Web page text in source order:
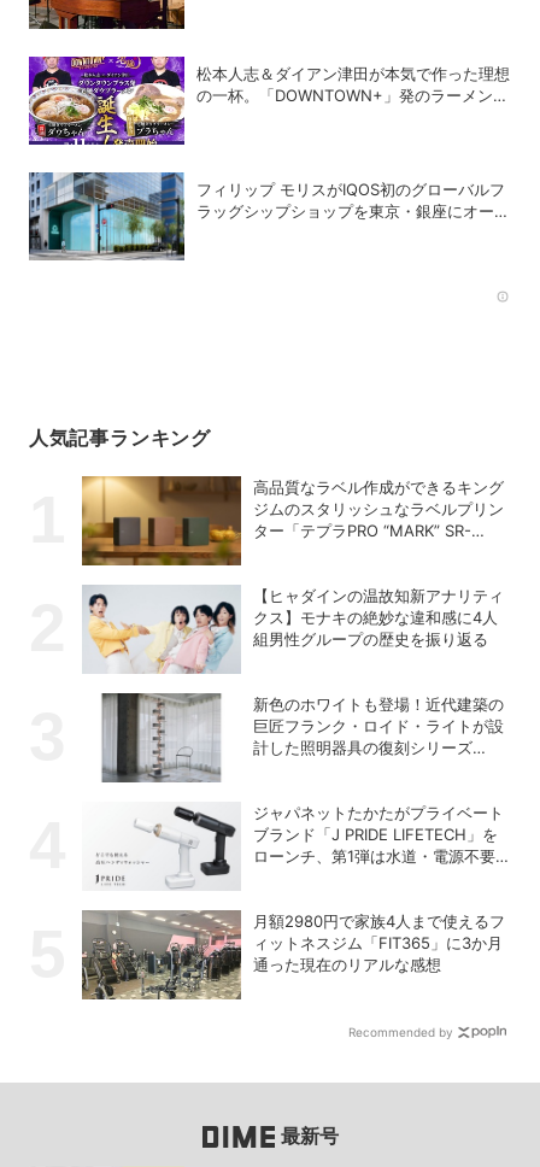
松本人志＆ダイアン津田が本気で作った理想
の一杯。「DOWNTOWN+」発のラーメンを
フィリップ モリスがIQOS初のグローバルフ
ラッグシップショップを東京・銀座にオープ
人気記事ランキング
高品質なラベル作成ができるキング
ジムのスタリッシュなラベルプリン
ター「テプラPRO “MARK” SR-
【ヒャダインの温故知新アナリティ
クス】モナキの絶妙な違和感に4人
組男性グループの歴史を振り返る
新色のホワイトも登場！近代建築の
巨匠フランク・ロイド・ライトが設
計した照明器具の復刻シリーズ
ジャパネットたかたがプライベート
ブランド「J PRIDE LIFETECH」を
ローンチ、第1弾は水道・電源不要
月額2980円で家族4人まで使えるフ
ィットネスジム「FIT365」に3か月
通った現在のリアルな感想
Recommended by
最新号